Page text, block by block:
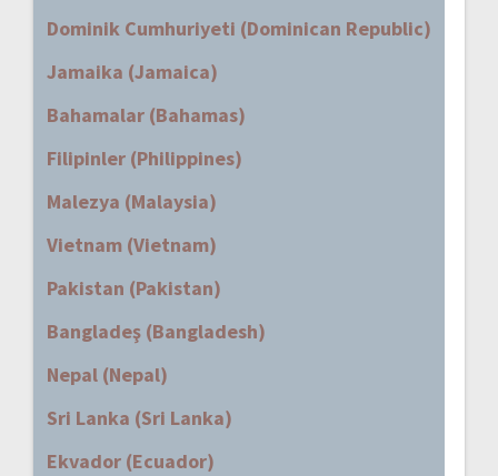
Dominik Cumhuriyeti (Dominican Republic)
Jamaika (Jamaica)
Bahamalar (Bahamas)
Filipinler (Philippines)
Malezya (Malaysia)
Vietnam (Vietnam)
Pakistan (Pakistan)
Bangladeş (Bangladesh)
Nepal (Nepal)
Sri Lanka (Sri Lanka)
Ekvador (Ecuador)